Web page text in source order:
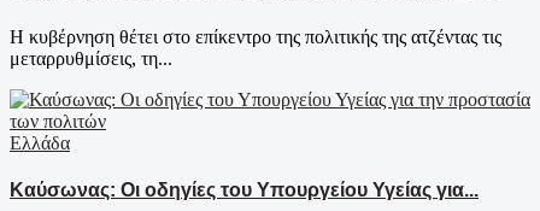
Η κυβέρνηση θέτει στο επίκεντρο της πολιτικής της ατζέντας τις
μεταρρυθμίσεις, τη...
Ελλάδα
Καύσωνας: Οι οδηγίες του Υπουργείου Υγείας για...